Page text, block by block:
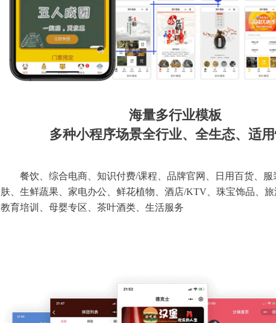
海量多行业模板
多种小程序场景全行业、全生态、适
餐饮、综合电商、知识付费/课程、品牌官网、日用百货、服
肤、生鲜蔬果、家电办公、鲜花植物、酒店/KTV、珠宝饰品、旅
教育培训、母婴专区、茶叶酒类、生活服务